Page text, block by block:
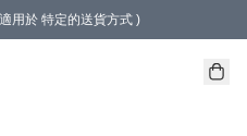
用於 特定的送貨方式 )